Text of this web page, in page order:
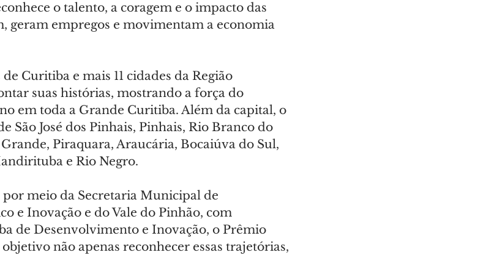
o talento, a coragem e o impacto das
geram empregos e movimentam a economia
Curitiba e mais 11 cidades da Região
suas histórias, mostrando a força do
em toda a Grande Curitiba. Além da capital, o
São José dos Pinhais, Pinhais, Rio Branco do
Piraquara, Araucária, Bocaiúva do Sul,
e Rio Negro.
meio da Secretaria Municipal de
e Inovação e do Vale do Pinhão, com
de Desenvolvimento e Inovação, o Prêmio
não apenas reconhecer essas trajetórias,